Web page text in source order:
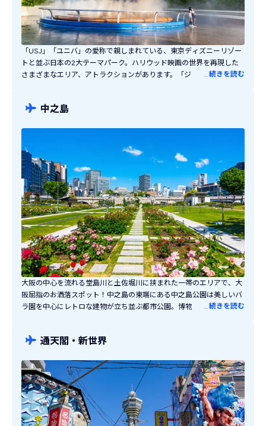
「USJ」「ユニバ」の愛称で親しまれている、東京ディズニーリゾー
トと並ぶ日本の2大テーマパーク。ハリウッド映画の世界を再現した
さまざまなエリア、アトラクションがあります。「ジョーズ」や「ジ
ーフにしたエリアや世界的人気小説「ハリーポッター」の魔法の世界
…続きを読む
中之島
大阪の中心を流れる堂島川と土佐堀川に挟まれた一帯のエリアで、大
阪屈指のお洒落スポット！中之島の東端にある中之島公園は美しいバ
ラ園を中心にレトロな建物が立ち並ぶ都市公園。博物館や美術館が集
こでしか見られない素敵な光景です。近くに駅があり複数の路線が通
続きを読む
通天閣・新世界